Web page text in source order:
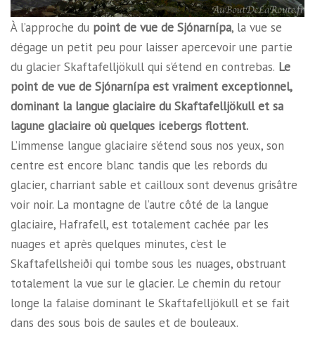
À l’approche du point de vue de Sjónarnípa, la vue se
dégage un petit peu pour laisser apercevoir une partie
du glacier Skaftafelljökull qui s’étend en contrebas. Le
point de vue de Sjónarnípa est vraiment exceptionnel,
dominant la langue glaciaire du Skaftafelljökull et sa
lagune glaciaire où quelques icebergs flottent.
L’immense langue glaciaire s’étend sous nos yeux, son
centre est encore blanc tandis que les rebords du
glacier, charriant sable et cailloux sont devenus grisâtre
voir noir. La montagne de l’autre côté de la langue
glaciaire, Hafrafell, est totalement cachée par les
nuages et après quelques minutes, c’est le
Skaftafellsheiði qui tombe sous les nuages, obstruant
totalement la vue sur le glacier. Le chemin du retour
longe la falaise dominant le Skaftafelljökull et se fait
dans des sous bois de saules et de bouleaux.